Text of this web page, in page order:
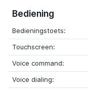
Bediening
Bedieningstoets:
Touchscreen:
Voice command:
Voice dialing: